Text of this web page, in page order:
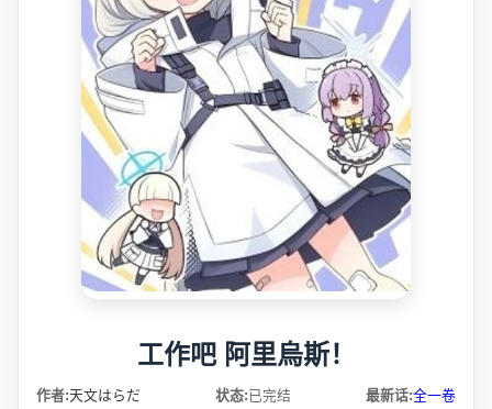
工作吧 阿里烏斯！
作者:天文はらだ 状态:已完结 最新话:全一卷